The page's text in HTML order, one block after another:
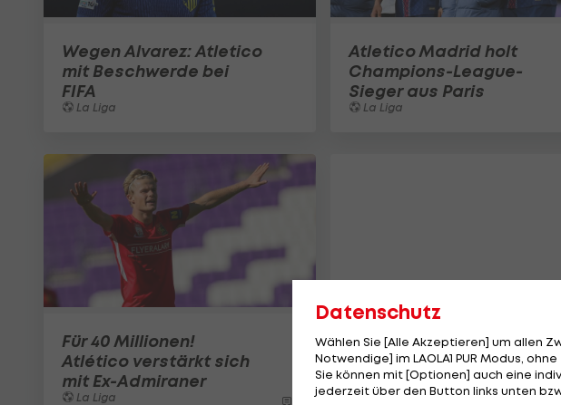
Wegen Alvarez: Atletico
mit Beschwerde bei
FIFA
La Liga
Atletico Madrid holt
Champions-League-
Sieger aus Paris
La Liga
Für 40 Millionen!
Atlético verstärkt sich
mit Ex-Admiraner
La Liga
Datenschutz
Wählen Sie [Alle Akzeptieren] um allen
Notwendige] im LAOLA1 PUR Modus,
Sie können mit [Optionen] auch eine
jederzeit über den Button links unten